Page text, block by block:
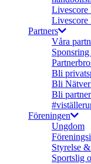
Livescore
Partners
Våra
Bli
Bli
Bli partner
Föreningen
Ungdom
Styrelse
Sportslig